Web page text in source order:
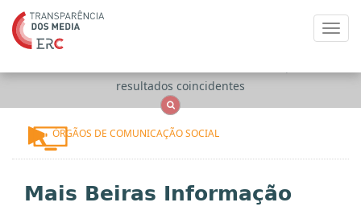
resultados coincidentes
ÓRGÃOS DE COMUNICAÇÃO SOCIAL
Mais Beiras Informação